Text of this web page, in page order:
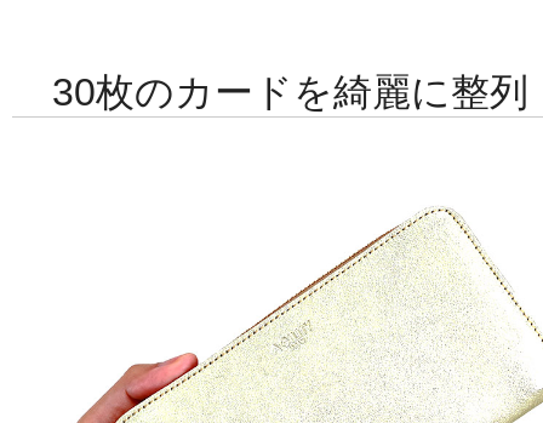
30枚のカードを綺麗に整